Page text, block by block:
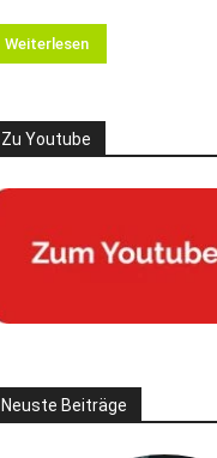
Weiterlesen
Zu Youtube
Neuste Beiträge